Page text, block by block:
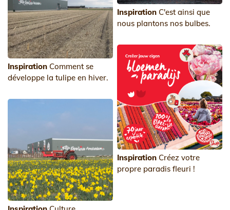
Inspiration C'est ainsi que
nous plantons nos bulbes.
Inspiration Comment se
développe la tulipe en hiver.
Inspiration Créez votre
propre paradis fleuri !